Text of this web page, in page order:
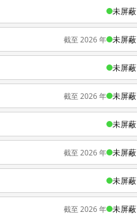
未屏蔽
截至 2026 年 未屏蔽
未屏蔽
截至 2026 年 未屏蔽
未屏蔽
截至 2026 年 未屏蔽
未屏蔽
截至 2026 年 未屏蔽